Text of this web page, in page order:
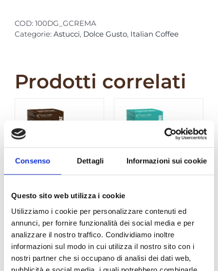
Consenso Dettagli Informazioni sui cookie
Questo sito web utilizza i cookie
Utilizziamo i cookie per personalizzare contenuti ed
annunci, per fornire funzionalità dei social media e per
analizzare il nostro traffico. Condividiamo inoltre
informazioni sul modo in cui utilizza il nostro sito con i
nostri partner che si occupano di analisi dei dati web,
Gusto&Crema
100
COD: 100DG_GCREMA
Categorie: Astucci, Dolce Gusto, Italian Coffee
Prodotti correlati
ItalianCoffee
Cioccolato 16
capsule
€4,00
ItalianCoffee
“Coccocino”
Mokaccino al
Cocco 16
capsule